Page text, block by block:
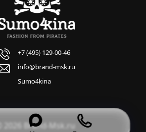
+7 (495) 129-00-46
info@brand-msk.ru
Sumo4kina
© 2026 Brand-Msk.ru